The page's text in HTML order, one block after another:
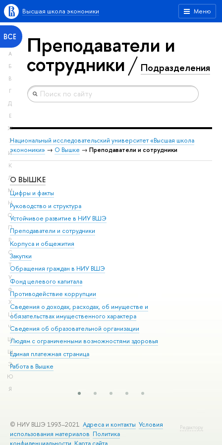
Меню
Высшая школа экономики
ВСЕ
А
Б
В
Г
Д
Е
Ж
З
И
К
Л
М
Н
О
П
Р
С
Т
У
Ф
Х
Ц
Ч
Ш
Щ
Э
Ю
Я
Преподаватели и
сотрудники Подразделения
Национальный исследовательский университет «Высшая школа
экономики» → О Вышке → Преподаватели и сотрудники
О ВЫШКЕ
Цифры и факты
Руководство и структура
Устойчивое развитие в НИУ ВШЭ
Преподаватели и сотрудники
Корпуса и общежития
Закупки
Обращения граждан в НИУ ВШЭ
Фонд целевого капитала
Противодействие коррупции
Сведения о доходах, расходах, об имуществе и
обязательствах имущественного характера
Сведения об образовательной организации
Людям с ограниченными возможностями здоровья
Единая платежная страница
Работа в Вышке
Редактору
© НИУ ВШЭ 1993–2021 Адреса и контакты Условия
использования материалов Политика
конфиденциальности Карта сайта